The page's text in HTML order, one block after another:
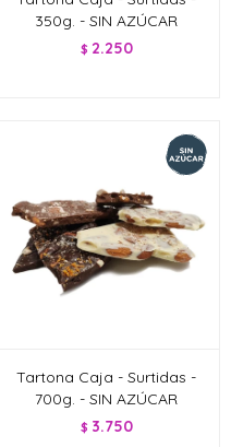
350g. - SIN AZÚCAR
$ 2.250
Tartona Caja - Surtidas -
700g. - SIN AZÚCAR
$ 3.750